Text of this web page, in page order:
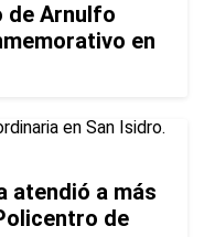
de Arnulfo
en
atendió a más
de